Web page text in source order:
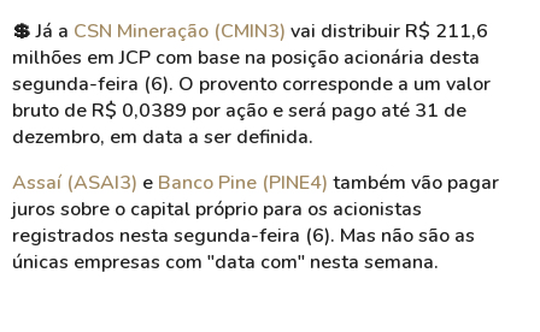
💲Já a CSN Mineração (CMIN3) vai distribuir R$ 211,6
milhões em JCP com base na posição acionária desta
segunda-feira (6). O provento corresponde a um valor
bruto de R$ 0,0389 por ação e será pago até 31 de
dezembro, em data a ser definida.
Assaí (ASAI3) e Banco Pine (PINE4) também vão pagar
juros sobre o capital próprio para os acionistas
registrados nesta segunda-feira (6). Mas não são as
únicas empresas com "data com" nesta semana.